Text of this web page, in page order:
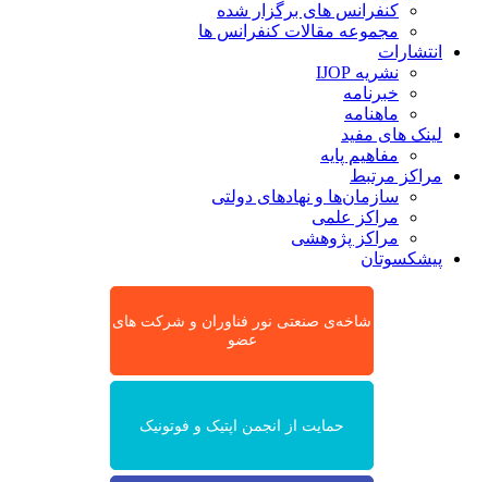
کنفرانس های برگزار شده
مجموعه مقالات کنفرانس ها
انتشارات
نشریه IJOP
خبرنامه
ماهنامه
لینک های مفید
مفاهیم پایه
مراکز مرتبط
سازمان‌ها و نهادهای دولتی
مراکز علمی
مراکز پژوهشی
پیشکسوتان
شاخه‌ی صنعتی نور فناوران و شرکت های
عضو
حمایت از انجمن اپتیک و فوتونیک